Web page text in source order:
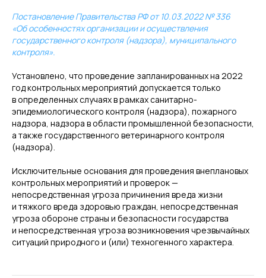
Постановление Правительства РФ от 10.03.2022 № 336
«Об особенностях организации и осуществления
государственного контроля (надзора), муниципального
контроля».
Установлено, что проведение запланированных на 2022
год контрольных мероприятий допускается только
в определенных случаях в рамках санитарно-
эпидемиологического контроля (надзора), пожарного
надзора, надзора в области промышленной безопасности,
а также государственного ветеринарного контроля
(надзора).
Исключительные основания для проведения внеплановых
контрольных мероприятий и проверок —
непосредственная угроза причинения вреда жизни
и тяжкого вреда здоровью граждан, непосредственная
угроза обороне страны и безопасности государства
и непосредственная угроза возникновения чрезвычайных
ситуаций природного и (или) техногенного характера.